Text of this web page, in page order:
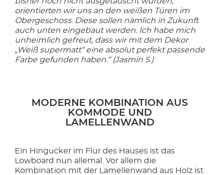
orientierten wir uns an den weißen Türen im
Obergeschoss. Diese sollen nämlich in Zukunft
auch unten eingebaut werden. Ich habe mich
unheimlich gefreut, dass wir mit dem Dekor
„Weiß supermatt“ eine absolut perfekt passende
Farbe gefunden haben.“ (Jasmin S.)
MODERNE KOMBINATION AUS
KOMMODE UND
LAMELLENWAND
Ein Hingucker im Flur des Hauses ist das
Lowboard nun allemal. Vor allem die
Kombination mit der Lamellenwand aus Holz ist